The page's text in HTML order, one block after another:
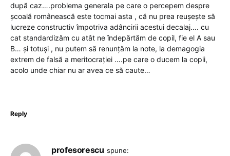
după caz….problema generala pe care o percepem despre
școală românească este tocmai asta , că nu prea reușește să
lucreze constructiv împotriva adâncirii acestui decalaj…. cu
cat standardizăm cu atât ne îndepărtăm de copil, fie el A sau
B… și totuși , nu putem să renunțăm la note, la demagogia
extrem de falsă a meritocrației ….pe care o ducem la copii,
acolo unde chiar nu ar avea ce să caute…
Reply
profesorescu spune: